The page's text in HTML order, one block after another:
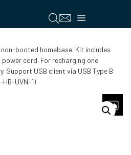
Menú
non-booted homebase. Kit includes
cord. For recharging one
Support USB client via USB Type B
UVN-1)